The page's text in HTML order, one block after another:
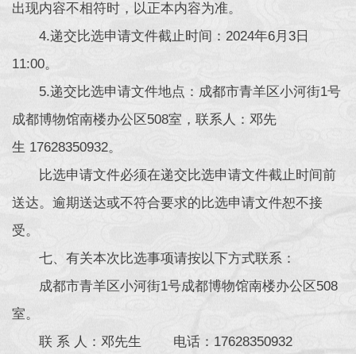
出现内容不相符时，以正本内容为准。
4.递交比选申请文件截止时间：2024年6月3日
11:00。
5.递交比选申请文件地点：成都市青羊区小河街1号
成都博物馆南楼办公区508室，联系人：邓先
生 17628350932。
比选申请文件必须在递交比选申请文件截止时间前
送达。逾期送达或不符合要求的比选申请文件恕不接
受。
七、有关本次比选事项请按以下方式联系：
成都市青羊区小河街1号成都博物馆南楼办公区508
室。
联 系 人：邓先生 电话：17628350932